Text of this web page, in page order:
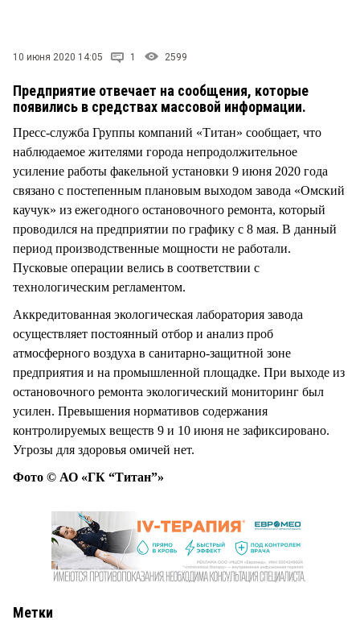
10 июня 2020 14:05 1 2599
Предприятие отвечает на сообщения, которые
появились в средствах массовой информации.
Пресс-служба Группы компаний «Титан» сообщает, что
наблюдаемое жителями города непродолжительное
усиление работы факельной установки 9 июня 2020 года
связано с постепенным плановым выходом завода «Омский
каучук» из ежегодного остановочного ремонта, который
проводился на предприятии по графику с 8 мая. В данный
период производственные мощности не работали.
Пусковые операции велись в соответствии с
технологическим регламентом.
Аккредитованная экологическая лаборатория завода
осуществляет постоянный отбор и анализ проб
атмосферного воздуха в санитарно-защитной зоне
предприятия и на промышленной площадке. При выходе из
остановочного ремонта экологический мониторинг был
усилен. Превышения нормативов содержания
контролируемых веществ 9 и 10 июня не зафиксировано.
Угрозы для здоровья омичей нет.
Фото © АО «ГК “Титан”»
Метки